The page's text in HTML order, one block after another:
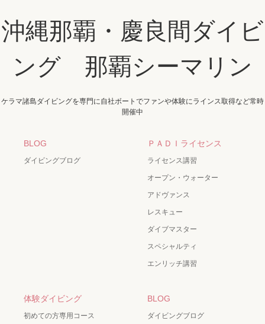
沖縄那覇・慶良間ダイビ
ング 那覇シーマリン
ケラマ諸島ダイビングを専門に自社ボートでファンや体験にラインス取得など常時
開催中
BLOG
ダイビングブログ
ＰＡＤＩライセンス
ライセンス講習
オープン・ウォーター
アドヴァンス
レスキュー
ダイブマスター
スペシャルティ
エンリッチ講習
体験ダイビング
初めての方専用コース
BLOG
ダイビングブログ